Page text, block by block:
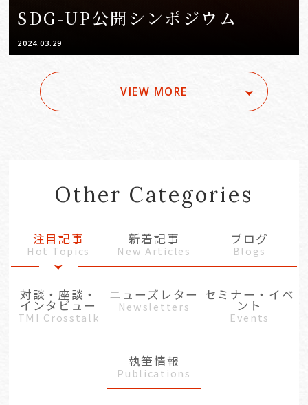
SDG-UP公開シンポジウム
2024.03.29
VIEW MORE
Other Categories
注目記事
Hot Topics
新着記事
New Articles
ブログ
Blogs
対談・座談・
インタビュー
TMI Crosstalk
ニューズレター
Newsletters
セミナー・イベ
ント
Events
執筆情報
Publications